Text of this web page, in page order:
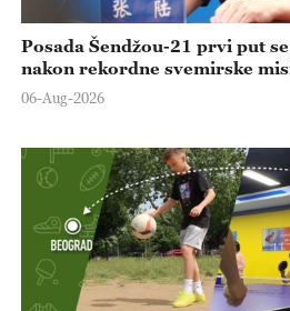
Posada Šendžou-21 prvi put
nakon rekordne svemirske
06-Aug-2026